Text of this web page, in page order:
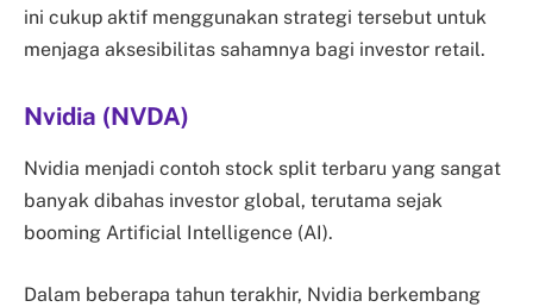
ini cukup aktif menggunakan strategi tersebut untuk
menjaga aksesibilitas sahamnya bagi investor retail.
Nvidia (NVDA)
Nvidia menjadi contoh stock split terbaru yang sangat
banyak dibahas investor global, terutama sejak
booming Artificial Intelligence (AI).
Dalam beberapa tahun terakhir, Nvidia berkembang